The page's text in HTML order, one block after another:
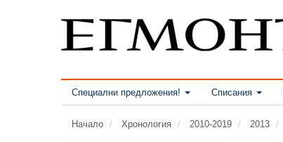
Специални предложения! Списания
Начало Хронология 2010-2019 2013